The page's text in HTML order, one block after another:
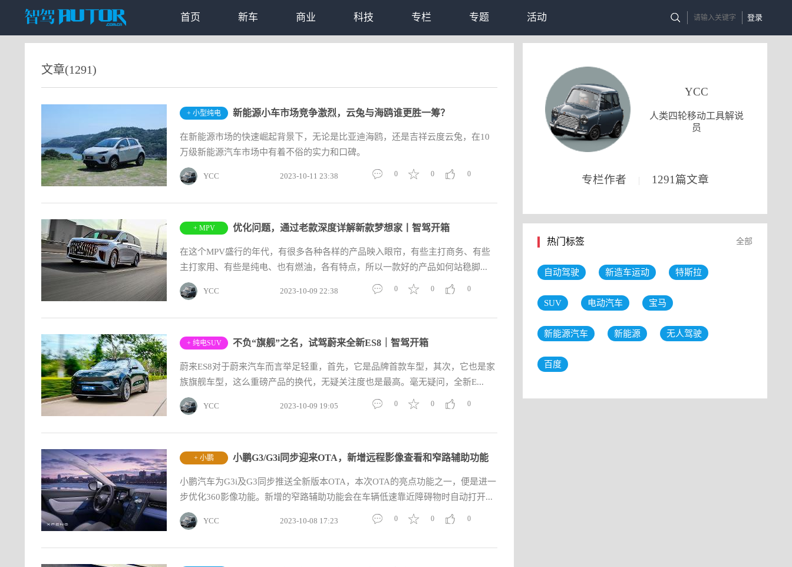
登录
首页 新车 商业 科技 专栏 专题 活动
文章(1291)
+ 小型纯电 新能源小车市场竞争激烈，云兔与海鸥谁更胜一筹？
在新能源市场的快速崛起背景下，无论是比亚迪海鸥，还是吉祥云度云兔，在10
万级新能源汽车市场中有着不俗的实力和口碑。
YCC 2023-10-11 23:38 0
0
0
+ MPV 优化问题，通过老款深度详解新款梦想家丨智驾开箱
在这个MPV盛行的年代，有很多各种各样的产品映入眼帘，有些主打商务、有些
主打家用、有些是纯电、也有燃油，各有特点，所以一款好的产品如何站稳脚...
YCC 2023-10-09 22:38 0
0
0
+ 纯电SUV 不负“旗舰”之名，试驾蔚来全新ES8｜智驾开箱
蔚来ES8对于蔚来汽车而言举足轻重，首先，它是品牌首款车型，其次，它也是家
族旗舰车型，这么重磅产品的换代，无疑关注度也是最高。毫无疑问，全新E...
YCC 2023-10-09 19:05 0
0
0
+ 小鹏 小鹏G3/G3i同步迎来OTA，新增远程影像查看和窄路辅助功能
小鹏汽车为G3i及G3同步推送全新版本OTA，本次OTA的亮点功能之一，便是进一
步优化360影像功能。新增的窄路辅助功能会在车辆低速靠近障碍物时自动打开...
YCC 2023-10-08 17:23 0
0
0
YCC
人类四轮移动工具解说
员
专栏作者 | 1291篇文章
热门标签 全部
自动驾驶 新造车运动 特斯拉
SUV 电动汽车 宝马
新能源汽车 新能源 无人驾驶
百度